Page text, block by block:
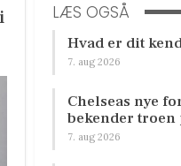
LÆS OGSÅ
Hvad er dit
7. aug 2026
Chelseas nye
bekender troen
7. aug 2026